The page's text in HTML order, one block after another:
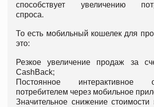
способствует увеличению
спроса.
То есть мобильный кошелек для
это:
Резкое увеличение продаж за
CashBack;
Постоянное
потребителем через мобильное
Значительное снижение стоимости